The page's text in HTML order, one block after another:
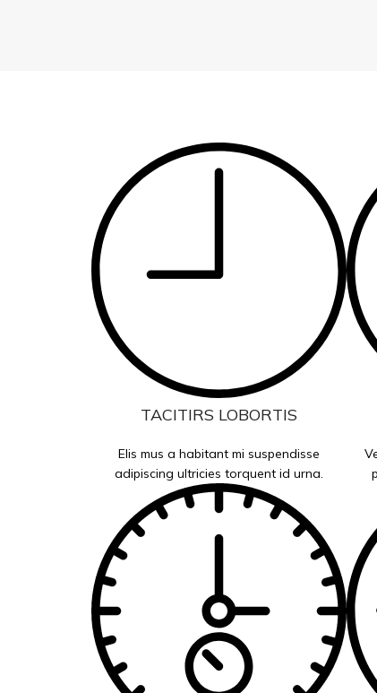
TACITIRS LOBORTIS
Elis mus a habitant mi suspendisse
adipiscing ultricies torquent id urna.